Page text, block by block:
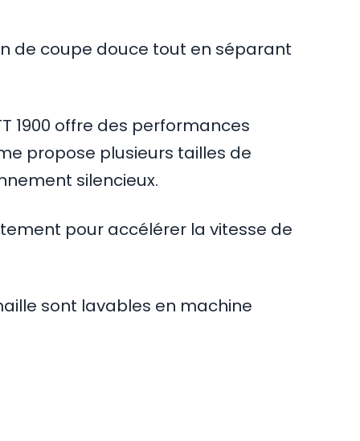
de coupe douce tout en séparant
1900 offre des performances
propose plusieurs tailles de
silencieux.
pour accélérer la vitesse de
sont lavables en machine